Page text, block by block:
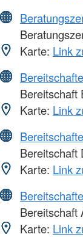
Karte: Link
Bereitschaft
Karte: Link
Bereitschaft
Karte: Link
Bereitschaft
Karte: Link